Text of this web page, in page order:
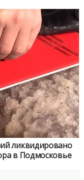
ликвидировано
в Подмосковье